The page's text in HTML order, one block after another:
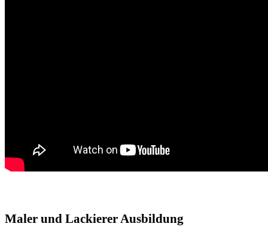
Maler und Lackierer Ausbildung